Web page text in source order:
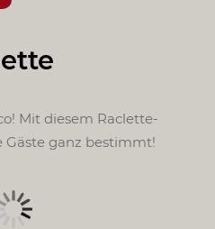
Mit diesem Raclette-
Gäste ganz bestimmt!